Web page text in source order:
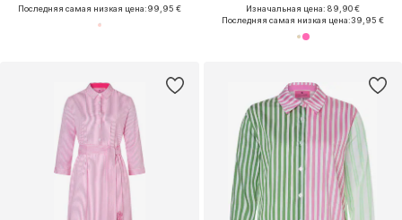
Последняя самая низкая цена:99,95 €
Изначальная цена: 89,90 €
Последняя самая низкая цена:39,95 €